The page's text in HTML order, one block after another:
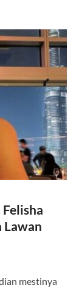
Felisha
Lawan
mestinya